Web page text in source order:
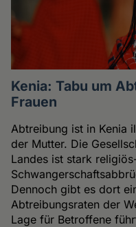
Kenia: Tabu um
Frauen
Abtreibung ist in Kenia
der Mutter. Die
Landes ist stark
Dennoch gibt es dort
Abtreibungsraten der
Lage für Betroffene